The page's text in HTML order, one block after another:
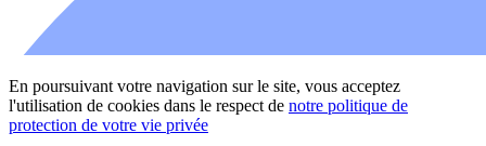
En poursuivant votre navigation sur le site, vous acceptez
l'utilisation de cookies dans le respect de notre politique de
protection de votre vie privée